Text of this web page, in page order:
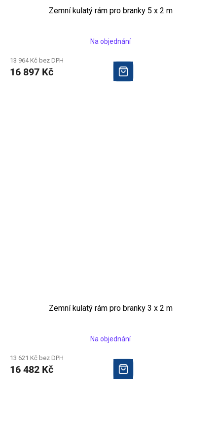
Zemní kulatý rám pro branky 5 x 2 m
Na objednání
13 964 Kč bez DPH
16 897 Kč
Zemní kulatý rám pro branky 3 x 2 m
Na objednání
13 621 Kč bez DPH
16 482 Kč